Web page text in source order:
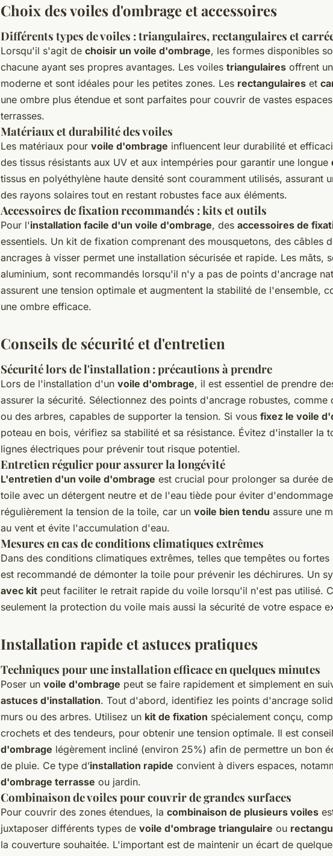
Choix des voiles d'ombrage et accessoires
Différents types de voiles : triangulaires, rectangulaires et
Lorsqu'il s'agit de choisir un voile d'ombrage, les formes disponibles
chacune ayant ses propres avantages. Les voiles triangulaires offrent
moderne et sont idéales pour les petites zones. Les rectangulaires et
une ombre plus étendue et sont parfaites pour couvrir de vastes
terrasses.
Matériaux et durabilité des voiles
Les matériaux pour voile d'ombrage influencent leur durabilité et
des tissus résistants aux UV et aux intempéries pour garantir une longue
tissus en polyéthylène haute densité sont couramment utilisés, assurant
des rayons solaires tout en restant robustes face aux éléments.
Accessoires de fixation recommandés : kits et outils
Pour l'installation facile d'un voile d'ombrage, des accessoires de
essentiels. Un kit de fixation comprenant des mousquetons, des câbles
ancrages à visser permet une installation sécurisée et rapide. Les mâts,
aluminium, sont recommandés lorsqu'il n'y a pas de points d'ancrage
assurent une tension optimale et augmentent la stabilité de l'ensemble,
une ombre efficace.
Conseils de sécurité et d'entretien
Sécurité lors de l'installation : précautions à prendre
Lors de l'installation d'un voile d'ombrage, il est essentiel de prendre
assurer la sécurité. Sélectionnez des points d'ancrage robustes, comme
ou des arbres, capables de supporter la tension. Si vous fixez le voile
poteau en bois, vérifiez sa stabilité et sa résistance. Évitez d'installer la
lignes électriques pour prévenir tout risque potentiel.
Entretien régulier pour assurer la longévité
L'entretien d'un voile d'ombrage est crucial pour prolonger sa durée
toile avec un détergent neutre et de l'eau tiède pour éviter
régulièrement la tension de la toile, car un voile bien tendu assure une
au vent et évite l'accumulation d'eau.
Mesures en cas de conditions climatiques extrêmes
Dans des conditions climatiques extrêmes, telles que tempêtes ou fortes
est recommandé de démonter la toile pour prévenir les déchirures. Un
avec kit peut faciliter le retrait rapide du voile lorsqu'il n'est pas utilisé.
seulement la protection du voile mais aussi la sécurité de votre espace
Installation rapide et astuces pratiques
Techniques pour une installation efficace en quelques minutes
Poser un voile d'ombrage peut se faire rapidement et simplement en
astuces d'installation. Tout d'abord, identifiez les points d'ancrage
murs ou des arbres. Utilisez un kit de fixation spécialement conçu,
crochets et des tendeurs, pour obtenir une tension optimale. Il est
d'ombrage légèrement incliné (environ 25%) afin de permettre un bon
de pluie. Ce type d’installation rapide convient à divers espaces,
d'ombrage terrasse ou jardin.
Combinaison de voiles pour couvrir de grandes surfaces
Pour couvrir des zones étendues, la combinaison de plusieurs voiles
juxtaposer différents types de voile d'ombrage triangulaire ou
la couverture souhaitée. L'important est de maintenir un écart de